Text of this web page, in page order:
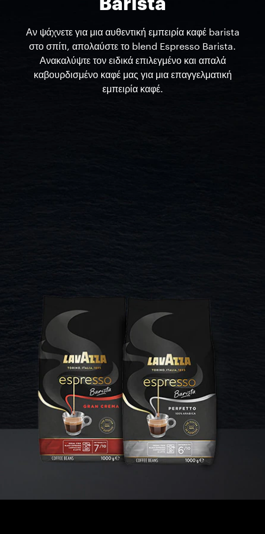
Barista
Αν ψάχνετε για μια αυθεντική εμπειρία καφέ barista
στο σπίτι, απολαύστε το blend Espresso Barista.
Ανακαλύψτε τον ειδικά επιλεγμένο και απαλά
καβουρδισμένο καφέ μας για μια επαγγελματική
εμπειρία καφέ.